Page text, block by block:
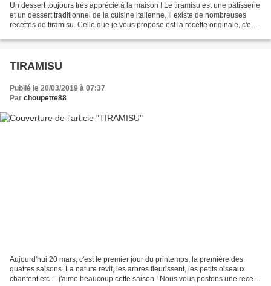
Un dessert toujours très apprécié à la maison ! Le tiramisu est une pâtisserie
et un dessert traditionnel de la cuisine italienne. Il existe de nombreuses
recettes de tiramisu. Celle que je vous propose est la recette originale, c'est
TIRAMISU
Publié le 20/03/2019 à 07:37
Par choupette88
Aujourd'hui 20 mars, c'est le premier jour du printemps, la première des
quatres saisons. La nature revit, les arbres fleurissent, les petits oiseaux
chantent etc ... j'aime beaucoup cette saison ! Nous vous postons une recette